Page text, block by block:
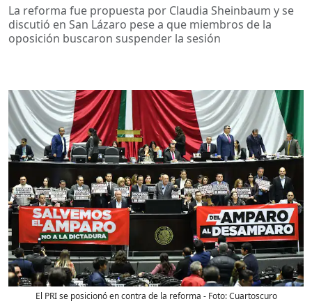
La reforma fue propuesta por Claudia Sheinbaum y se
discutió en San Lázaro pese a que miembros de la
oposición buscaron suspender la sesión
El PRI se posicionó en contra de la reforma - Foto:Cuartoscuro